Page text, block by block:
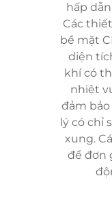
hấp
Các
bề mặt
diện
khí có
nhiệt
đảm
lý có chỉ
xung.
để đơn